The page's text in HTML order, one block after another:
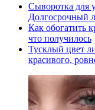
Сыворотка для
Долгосрочный
Как обогатить
что получилось
Тусклый цвет
красивого,